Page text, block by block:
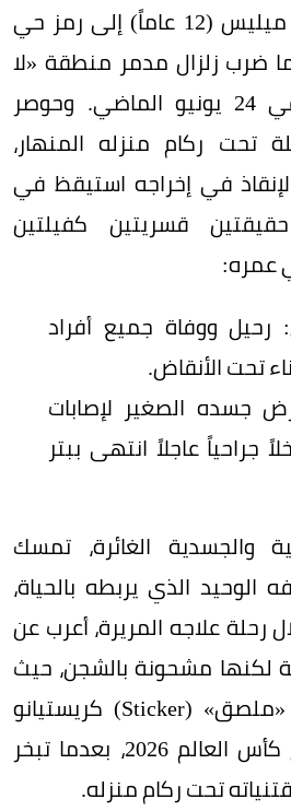
تحول الطفل أندريس ميليس (12 عاماً) إلى رمز حي
ضرب زلزال مدمر منطقة «لا
جوايرا» الفنزويلية في 24 يونيو الماضي. وحوصر
تحت ركام منزله المنهار،
في إخراجه استيقظ في
قسريتين كفيلتين
عمره:
رحيل ووفاة جميع أفراد
تحت الأنقاض.
جسده الصغير لإصابات
جراحياً عاجلاً انتهى ببتر
والجسدية الغائرة، تمسك
الوحيد الذي يربطه بالحياة،
رحلة علاجه المريرة، أعرب عن
لكنها مشحونة بالشجن، حيث
تمنى الحصول على «ملصق» (Sticker) كريستيانو
رونالدو الخاص بألبوم كأس العالم 2026، بعدما تبخر
تحت ركام منزله.